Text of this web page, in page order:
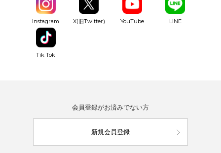
Instagram X(旧Twitter) YouTube LINE
Tik Tok
会員登録がお済みでない方
新規会員登録